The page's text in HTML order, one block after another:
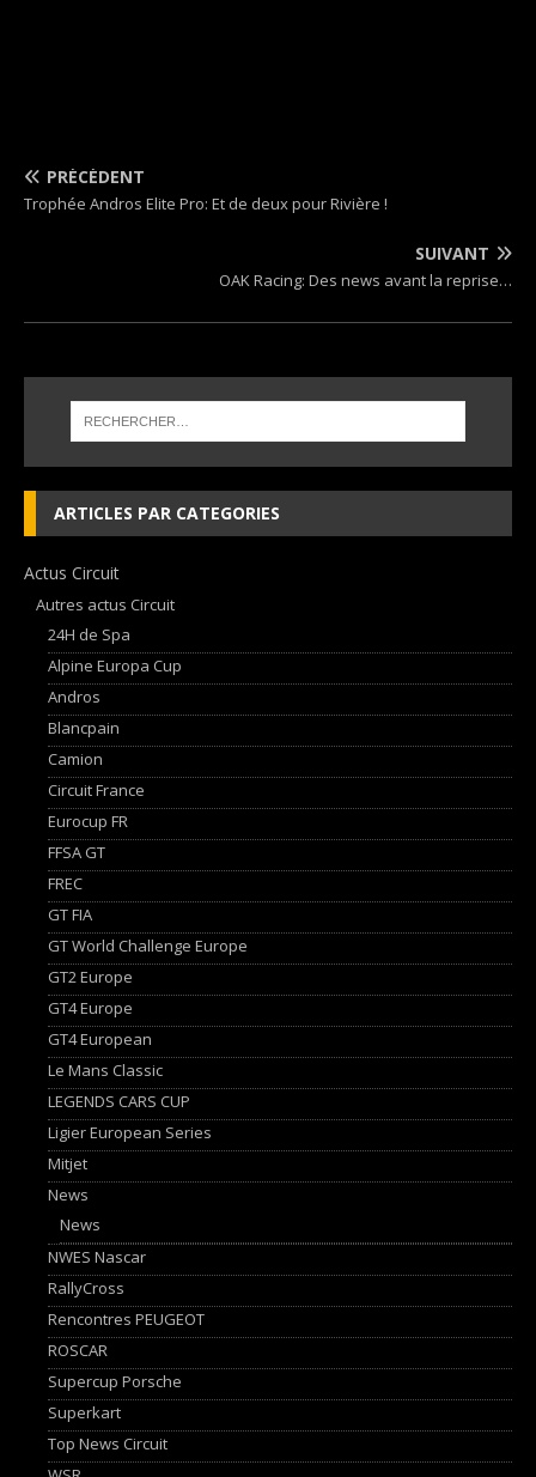
PRÉCÉDENT
Trophée Andros Elite Pro: Et de deux pour Rivière !
SUIVANT
OAK Racing: Des news avant la reprise…
ARTICLES PAR CATEGORIES
Actus Circuit
Autres actus Circuit
24H de Spa
Alpine Europa Cup
Andros
Blancpain
Camion
Circuit France
Eurocup FR
FFSA GT
FREC
GT FIA
GT World Challenge Europe
GT2 Europe
GT4 Europe
GT4 European
Le Mans Classic
LEGENDS CARS CUP
Ligier European Series
Mitjet
News
News
NWES Nascar
RallyCross
Rencontres PEUGEOT
ROSCAR
Supercup Porsche
Superkart
Top News Circuit